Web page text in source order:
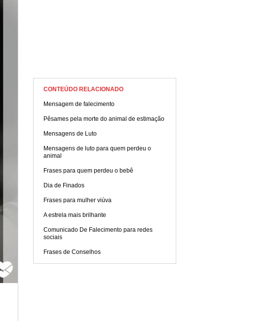
CONTEÚDO RELACIONADO
Mensagem de falecimento
Pêsames pela morte do animal de estimação
Mensagens de Luto
Mensagens de luto para quem perdeu o
animal
Frases para quem perdeu o bebê
Dia de Finados
Frases para mulher viúva
A estrela mais brilhante
Comunicado De Falecimento para redes
sociais
Frases de Conselhos